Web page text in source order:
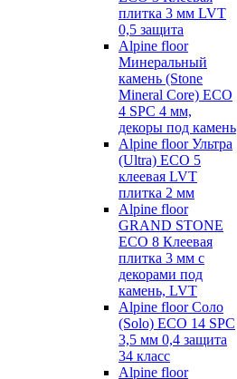
плитка 3 мм LVT
0,5 защита
Alpine floor
Минеральный
камень (Stone
Mineral Core) ECO
4 SPC 4 мм,
декоры под камень
Alpine floor Ультра
(Ultra) ECO 5
клеевая LVT
плитка 2 мм
Alpine floor
GRAND STONE
ECO 8 Клеевая
плитка 3 мм с
декорами под
камень, LVT
Alpine floor Соло
(Solo) ECO 14 SPC
3,5 мм 0,4 защита
34 класс
Alpine floor